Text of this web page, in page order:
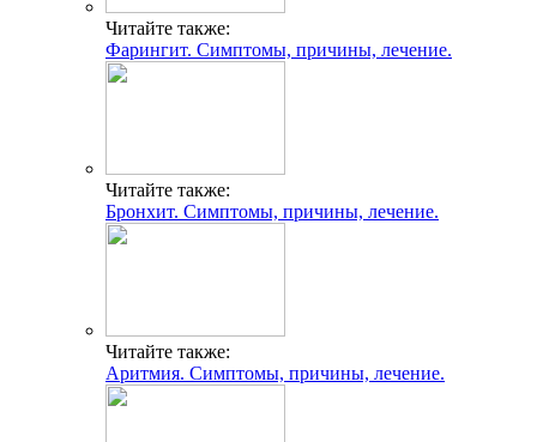
Читайте также:
Фарингит. Симптомы, причины, лечение.
Читайте также:
Бронхит. Симптомы, причины, лечение.
Читайте также:
Аритмия. Симптомы, причины, лечение.